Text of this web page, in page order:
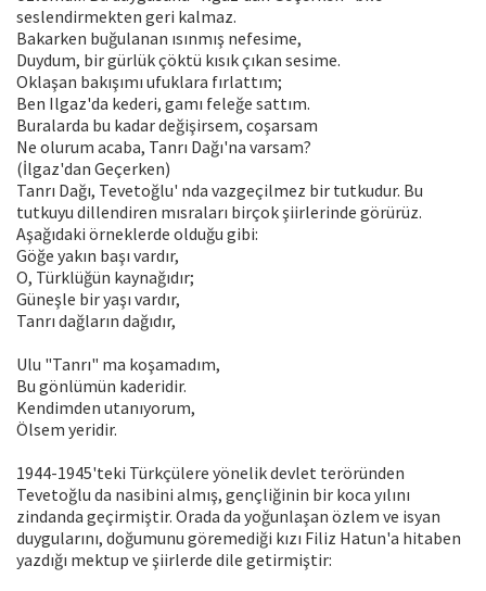
seslendirmekten geri kalmaz.
Bakarken buğulanan ısınmış nefesime,
Duydum, bir gürlük çöktü kısık çıkan sesime.
Oklaşan bakışımı ufuklara fırlattım;
Ben Ilgaz'da kederi, gamı feleğe sattım.
Buralarda bu kadar değişirsem, coşarsam
Ne olurum acaba, Tanrı Dağı'na varsam?
(İlgaz'dan Geçerken)
Tanrı Dağı, Tevetoğlu' nda vazgeçilmez bir tutkudur. Bu
tutkuyu dillendiren mısraları birçok şiirlerinde görürüz.
Aşağıdaki örneklerde olduğu gibi:
Göğe yakın başı vardır,
O, Türklüğün kaynağıdır;
Güneşle bir yaşı vardır,
Tanrı dağların dağıdır,
Ulu "Tanrı" ma koşamadım,
Bu gönlümün kaderidir.
Kendimden utanıyorum,
Ölsem yeridir.
1944-1945'teki Türkçülere yönelik devlet teröründen
Tevetoğlu da nasibini almış, gençliğinin bir koca yılını
zindanda geçirmiştir. Orada da yoğunlaşan özlem ve is­yan
duygularını, doğumunu göremediği kızı Filiz Hatun'a hitaben
yazdığı mektup ve şiirlerde dile getirmiştir: